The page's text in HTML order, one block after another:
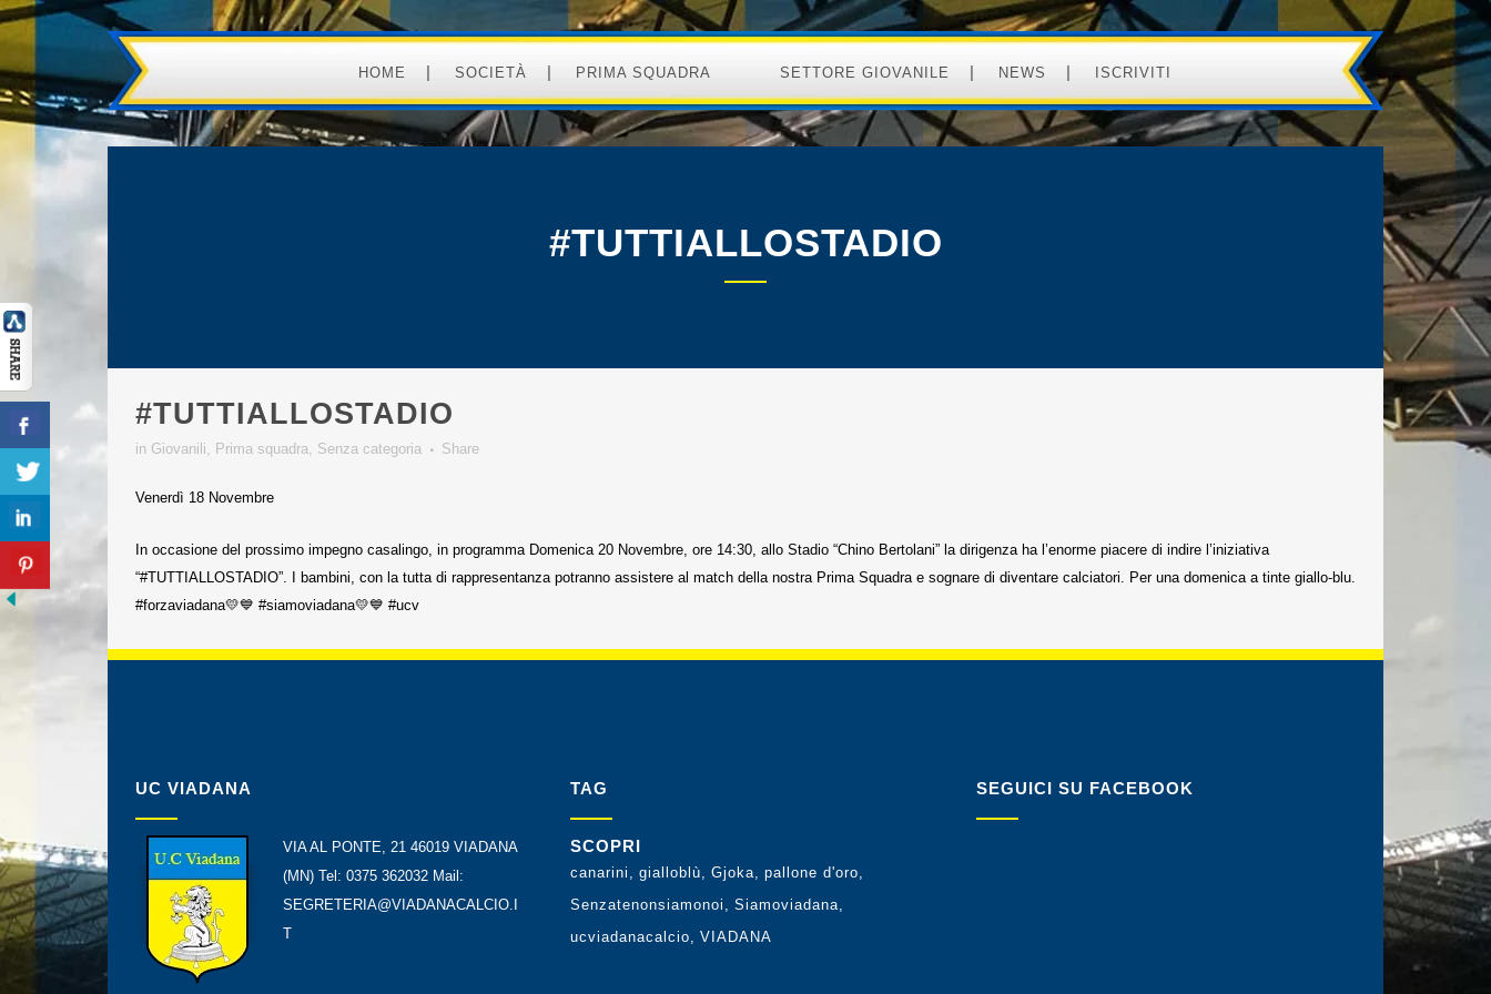
HOME SOCIETÀ PRIMA SQUADRA SETTORE GIOVANILE NEWS ISCRIVITI
#TUTTIALLOSTADIO
#TUTTIALLOSTADIO
in Giovanili, Prima squadra, Senza categoria Share
Venerdì 18 Novembre
In occasione del prossimo impegno casalingo, in programma Domenica 20 Novembre, ore 14:30, allo Stadio “Chino Bertolani” la dirigenza ha l’enorme piacere di indire l’iniziativa
“#TUTTIALLOSTADIO”. I bambini, con la tutta di rappresentanza potranno assistere al match della nostra Prima Squadra e sognare di diventare calciatori. Per una domenica a tinte giallo-blu.
#forzaviadana💛💙 #siamoviadana💛💙 #ucv
UC VIADANA
VIA AL PONTE, 21 46019 VIADANA
(MN) Tel: 0375 362032 Mail:
SEGRETERIA@VIADANACALCIO.I
T
TAG
SCOPRI
canarini gialloblù Gjoka
pallone d'oro
Senzatenonsiamonoi
Siamoviadana
ucviadanacalcio
VIADANA
SEGUICI SU FACEBOOK